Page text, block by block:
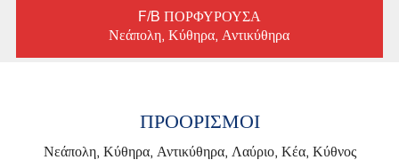
F/B ΠΟΡΦΥΡΟΥΣΑ
Νεάπολη, Κύθηρα, Αντικύθηρα
ΠΡΟΟΡΙΣΜΟΙ
Νεάπολη, Κύθηρα, Αντικύθηρα, Λαύριο, Κέα, Κύθνος